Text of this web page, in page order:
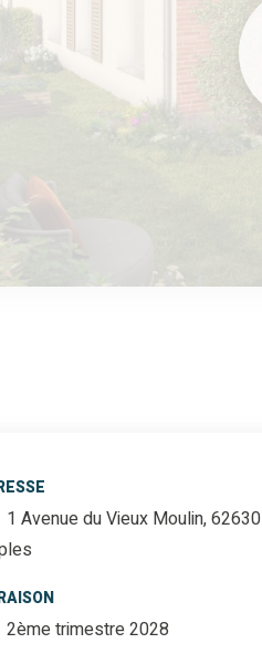
1 Avenue du Vieux Moulin, 62630
2ème trimestre 2028